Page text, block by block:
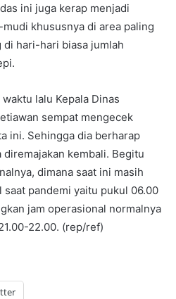
ini juga kerap menjadi
khususnya di area paling
di hari-hari biasa jumlah
lalu Kepala Dinas
sempat mengecek
ini. Sehingga dia berharap
kembali. Begitu
dimana saat ini masih
pandemi yaitu pukul 06.00
jam operasional normalnya
22.00. (rep/ref)